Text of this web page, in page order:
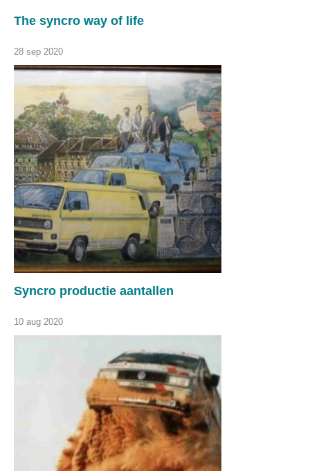
The syncro way of life
28 sep 2020
Syncro productie aantallen
10 aug 2020